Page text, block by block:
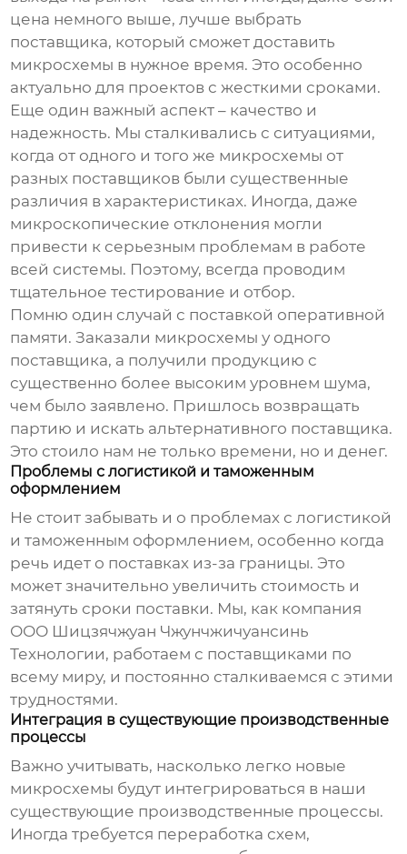
цена немного выше, лучше выбрать
поставщика, который сможет доставить
микросхемы в нужное время. Это особенно
актуально для проектов с жесткими сроками.
Еще один важный аспект – качество и
надежность. Мы сталкивались с ситуациями,
когда от одного и того же микросхемы от
разных поставщиков были существенные
различия в характеристиках. Иногда, даже
микроскопические отклонения могли
привести к серьезным проблемам в работе
всей системы. Поэтому, всегда проводим
тщательное тестирование и отбор.
Помню один случай с поставкой оперативной
памяти. Заказали микросхемы у одного
поставщика, а получили продукцию с
существенно более высоким уровнем шума,
чем было заявлено. Пришлось возвращать
партию и искать альтернативного поставщика.
Это стоило нам не только времени, но и денег.
Проблемы с логистикой и таможенным
оформлением
Не стоит забывать и о проблемах с логистикой
и таможенным оформлением, особенно когда
речь идет о поставках из-за границы. Это
может значительно увеличить стоимость и
затянуть сроки поставки. Мы, как компания
ООО Шицзячжуан Чжунчжичуансинь
Технологии, работаем с поставщиками по
всему миру, и постоянно сталкиваемся с этими
трудностями.
Интеграция в существующие производственные
процессы
Важно учитывать, насколько легко новые
микросхемы будут интегрироваться в наши
существующие производственные процессы.
Иногда требуется переработка схем,